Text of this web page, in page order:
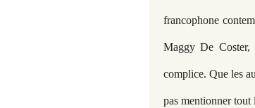
francophone
Maggy De Coster,
complice. Que les
pas mentionner tout